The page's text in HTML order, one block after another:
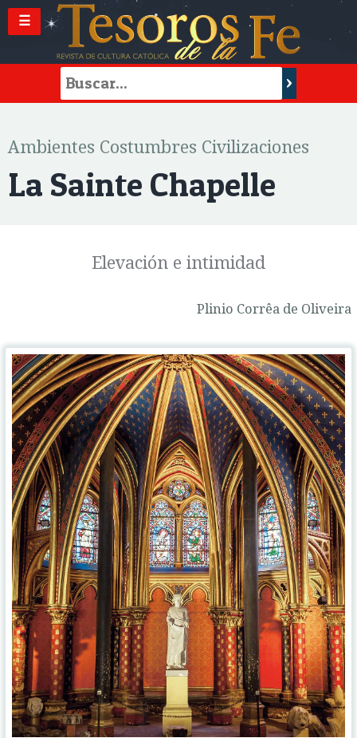
☰
Ambientes Costumbres Civilizaciones
La Sainte Chapelle
Elevación e intimidad
Plinio Corrêa de Oliveira